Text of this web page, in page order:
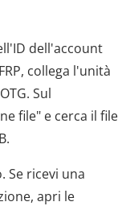
dell'account
collega l'unità
Sul
file" e cerca il file
Se ricevi una
apri le